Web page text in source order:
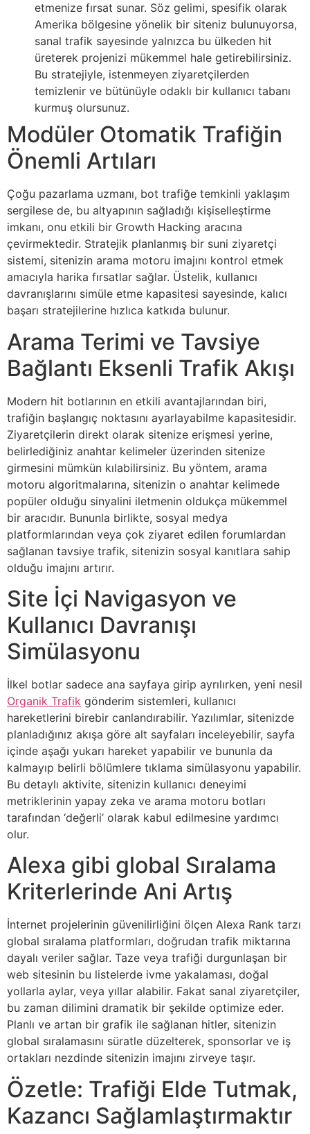
etmenize fırsat sunar. Söz gelimi, spesifik olarak
Amerika bölgesine yönelik bir siteniz bulunuyorsa,
sanal trafik sayesinde yalnızca bu ülkeden hit
üreterek projenizi mükemmel hale getirebilirsiniz.
Bu stratejiyle, istenmeyen ziyaretçilerden
temizlenir ve bütünüyle odaklı bir kullanıcı tabanı
kurmuş olursunuz.
Modüler Otomatik Trafiğin
Önemli Artıları
Çoğu pazarlama uzmanı, bot trafiğe temkinli yaklaşım
sergilese de, bu altyapının sağladığı kişiselleştirme
imkanı, onu etkili bir Growth Hacking aracına
çevirmektedir. Stratejik planlanmış bir suni ziyaretçi
sistemi, sitenizin arama motoru imajını kontrol etmek
amacıyla harika fırsatlar sağlar. Üstelik, kullanıcı
davranışlarını simüle etme kapasitesi sayesinde, kalıcı
başarı stratejilerine hızlıca katkıda bulunur.
Arama Terimi ve Tavsiye
Bağlantı Eksenli Trafik Akışı
Modern hit botlarının en etkili avantajlarından biri,
trafiğin başlangıç noktasını ayarlayabilme kapasitesidir.
Ziyaretçilerin direkt olarak sitenize erişmesi yerine,
belirlediğiniz anahtar kelimeler üzerinden sitenize
girmesini mümkün kılabilirsiniz. Bu yöntem, arama
motoru algoritmalarına, sitenizin o anahtar kelimede
popüler olduğu sinyalini iletmenin oldukça mükemmel
bir aracıdır. Bununla birlikte, sosyal medya
platformlarından veya çok ziyaret edilen forumlardan
sağlanan tavsiye trafik, sitenizin sosyal kanıtlara sahip
olduğu imajını artırır.
Site İçi Navigasyon ve
Kullanıcı Davranışı
Simülasyonu
İlkel botlar sadece ana sayfaya girip ayrılırken, yeni nesil
Organik Trafik gönderim sistemleri, kullanıcı
hareketlerini birebir canlandırabilir. Yazılımlar, sitenizde
planladığınız akışa göre alt sayfaları inceleyebilir, sayfa
içinde aşağı yukarı hareket yapabilir ve bununla da
kalmayıp belirli bölümlere tıklama simülasyonu yapabilir.
Bu detaylı aktivite, sitenizin kullanıcı deneyimi
metriklerinin yapay zeka ve arama motoru botları
tarafından ‘değerli’ olarak kabul edilmesine yardımcı
olur.
Alexa gibi global Sıralama
Kriterlerinde Ani Artış
İnternet projelerinin güvenilirliğini ölçen Alexa Rank tarzı
global sıralama platformları, doğrudan trafik miktarına
dayalı veriler sağlar. Taze veya trafiği durgunlaşan bir
web sitesinin bu listelerde ivme yakalaması, doğal
yollarla aylar, veya yıllar alabilir. Fakat sanal ziyaretçiler,
bu zaman dilimini dramatik bir şekilde optimize eder.
Planlı ve artan bir grafik ile sağlanan hitler, sitenizin
global sıralamasını süratle düzelterek, sponsorlar ve iş
ortakları nezdinde sitenizin imajını zirveye taşır.
Özetle: Trafiği Elde Tutmak,
Kazancı Sağlamlaştırmaktır